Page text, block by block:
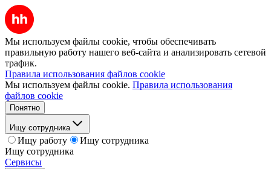
Мы используем файлы cookie, чтобы обеспечивать
правильную работу нашего веб-сайта и анализировать сетевой
трафик.
Правила использования файлов cookie
Мы используем файлы cookie. Правила использования
файлов cookie
Понятно
Ищу сотрудника
Ищу работу
Ищу сотрудника
Ищу сотрудника
Сервисы